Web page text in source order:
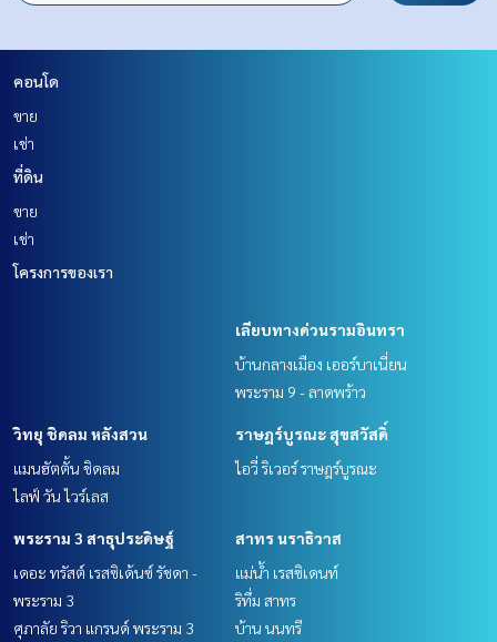
คอนโด
ขาย
เช่า
ที่ดิน
ขาย
เช่า
โครงการของเรา
เลียบทางด่วนรามอินทรา
บ้านกลางเมือง เออร์บาเนี่ยน
พระราม 9 - ลาดพร้าว
วิทยุ ชิดลม หลังสวน
แมนฮัตตั้น ชิดลม
ไลฟ์ วัน ไวร์เลส
ราษฎร์บูรณะ สุขสวัสดิ์
ไอวี่ ริเวอร์ ราษฎร์บูรณะ
พระราม 3 สาธุประดิษฐ์
เดอะ ทรัสต์ เรสซิเด้นซ์ รัชดา -
พระราม 3
ศุภาลัย ริวา แกรนด์ พระราม 3
สาทร นราธิวาส
แม่น้ำ เรสซิเดนท์
ริทึ่ม สาทร
บ้าน นนทรี